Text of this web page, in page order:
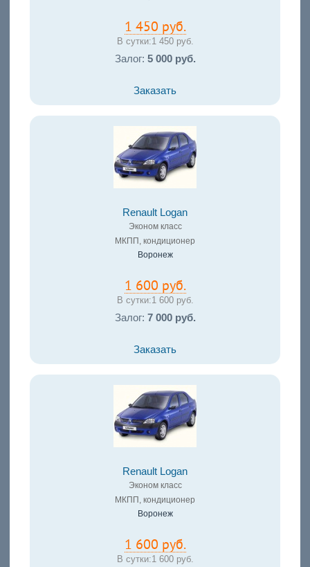
1 450 руб.
В сутки:1 450 руб.
Залог: 5 000 руб.
Заказать
Renault Logan
Эконом класс
МКПП, кондиционер
Воронеж
1 600 руб.
В сутки:1 600 руб.
Залог: 7 000 руб.
Заказать
Renault Logan
Эконом класс
МКПП, кондиционер
Воронеж
1 600 руб.
В сутки:1 600 руб.